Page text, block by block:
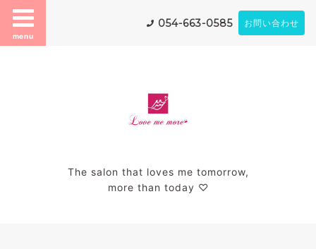
menu
054-663-0585 お問い合わせ
The salon that loves me tomorrow,
more than today ♡